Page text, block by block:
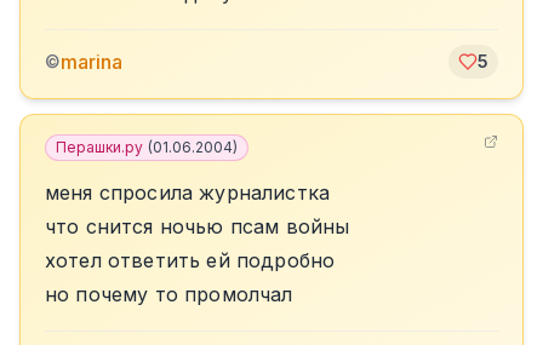
©marina 5
Перашки.ру (01.06.2004)
меня спросила журналистка
что снится ночью псам войны
хотел ответить ей подробно
но почему то промолчал